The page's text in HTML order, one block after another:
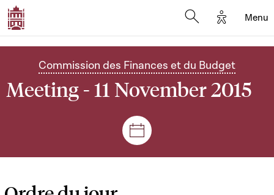
Options
Menu
Commission des Finances et du Budget
Meeting - 11 November 2015
Sessions and meetings